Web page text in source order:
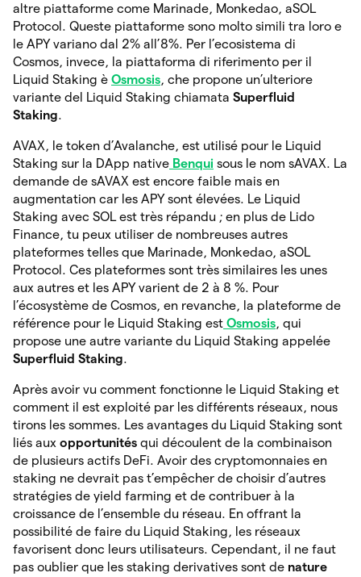
altre piattaforme come Marinade, Monkedao, aSOL
Protocol. Queste piattaforme sono molto simili tra loro e
le APY variano dal 2% all’8%. Per l’ecosistema di
Cosmos, invece, la piattaforma di riferimento per il
Liquid Staking è Osmosis, che propone un’ulteriore
variante del Liquid Staking chiamata Superfluid
Staking.
AVAX, le token d’Avalanche, est utilisé pour le Liquid
Staking sur la DApp native Benqui sous le nom sAVAX. La
demande de sAVAX est encore faible mais en
augmentation car les APY sont élevées. Le Liquid
Staking avec SOL est très répandu ; en plus de Lido
Finance, tu peux utiliser de nombreuses autres
plateformes telles que Marinade, Monkedao, aSOL
Protocol. Ces plateformes sont très similaires les unes
aux autres et les APY varient de 2 à 8 %. Pour
l’écosystème de Cosmos, en revanche, la plateforme de
référence pour le Liquid Staking est Osmosis, qui
propose une autre variante du Liquid Staking appelée
Superfluid Staking.
Après avoir vu comment fonctionne le Liquid Staking et
comment il est exploité par les différents réseaux, nous
tirons les sommes. Les avantages du Liquid Staking sont
liés aux opportunités qui découlent de la combinaison
de plusieurs actifs DeFi. Avoir des cryptomonnaies en
staking ne devrait pas t’empêcher de choisir d’autres
stratégies de yield farming et de contribuer à la
croissance de l’ensemble du réseau. En offrant la
possibilité de faire du Liquid Staking, les réseaux
favorisent donc leurs utilisateurs. Cependant, il ne faut
pas oublier que les staking derivatives sont de nature